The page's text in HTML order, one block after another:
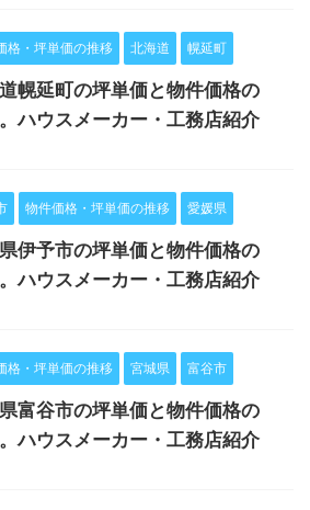
格・坪単価の推移 北海道 幌延町
幌延町の坪単価と物件価格の
ハウスメーカー・工務店紹介
物件価格・坪単価の推移 愛媛県
伊予市の坪単価と物件価格の
ハウスメーカー・工務店紹介
格・坪単価の推移 宮城県 富谷市
富谷市の坪単価と物件価格の
ハウスメーカー・工務店紹介